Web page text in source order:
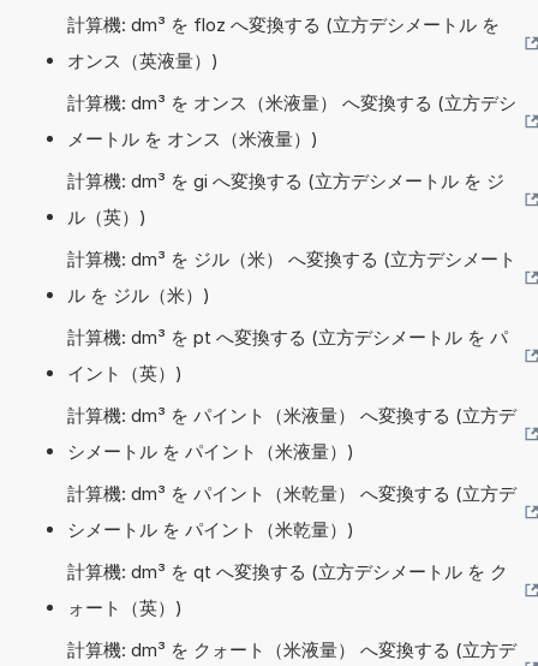
計算機: dm³ を floz へ変換する (立方デシメートル を
オンス（英液量）)
計算機: dm³ を オンス（米液量） へ変換する (立方デシ
メートル を オンス（米液量）)
計算機: dm³ を gi へ変換する (立方デシメートル を ジ
ル（英）)
計算機: dm³ を ジル（米） へ変換する (立方デシメート
ル を ジル（米）)
計算機: dm³ を pt へ変換する (立方デシメートル を パ
イント（英）)
計算機: dm³ を パイント（米液量） へ変換する (立方デ
シメートル を パイント（米液量）)
計算機: dm³ を パイント（米乾量） へ変換する (立方デ
シメートル を パイント（米乾量）)
計算機: dm³ を qt へ変換する (立方デシメートル を ク
ォート（英）)
計算機: dm³ を クォート（米液量） へ変換する (立方デ